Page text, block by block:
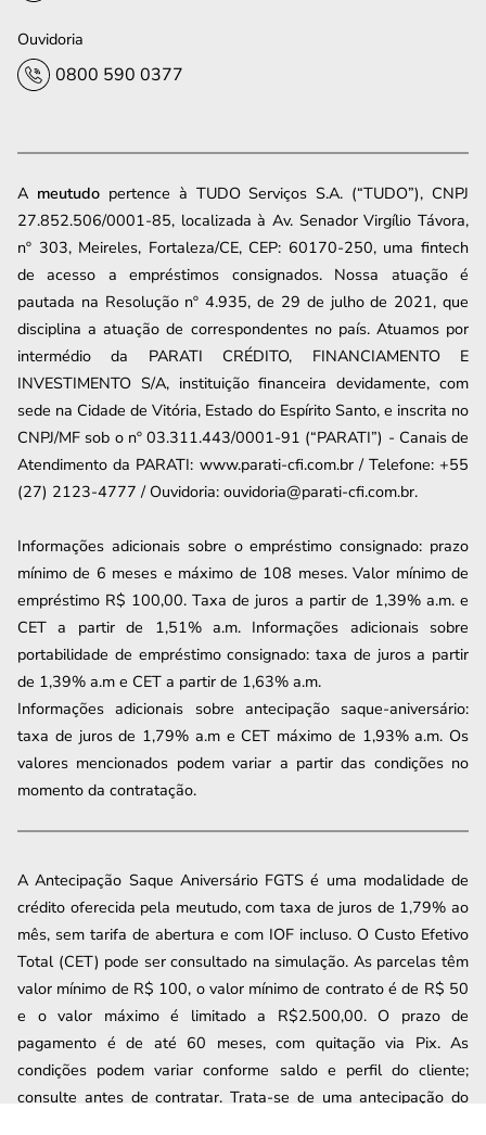
Ouvidoria
0800 590 0377
A meutudopertence à TUDO Serviços S.A. (“TUDO”), CNPJ
27.852.506/0001-85, localizada à Av. Senador Virgílio Távora,
nº 303, Meireles, Fortaleza/CE, CEP: 60170-250, uma fintech
de acesso a empréstimos consignados. Nossa atuação é
pautada na Resolução nº 4.935, de 29 de julho de 2021, que
disciplina a atuação de correspondentes no país. Atuamos por
intermédio da PARATI CRÉDITO, FINANCIAMENTO E
INVESTIMENTO S/A, instituição financeira devidamente, com
sede na Cidade de Vitória, Estado do Espírito Santo, e inscrita no
CNPJ/MF sob o nº 03.311.443/0001-91 (“PARATI”) - Canais de
Atendimento da PARATI: www.parati-cfi.com.br / Telefone: +55
(27) 2123-4777 / Ouvidoria: ouvidoria@parati-cfi.com.br.
Informações adicionais sobre o empréstimo consignado: prazo
mínimo de 6 meses e máximo de 108 meses. Valor mínimo de
empréstimo R$ 100,00. Taxa de juros a partir de 1,39% a.m. e
CET a partir de 1,51% a.m. Informações adicionais sobre
portabilidade de empréstimo consignado: taxa de juros a partir
de 1,39% a.m e CET a partir de 1,63% a.m.
Informações adicionais sobre antecipação saque-aniversário:
taxa de juros de 1,79% a.m e CET máximo de 1,93% a.m. Os
valores mencionados podem variar a partir das condições no
momento da contratação.
A Antecipação Saque Aniversário FGTS é uma modalidade de
crédito oferecida pela meutudo, com taxa de juros de 1,79% ao
mês, sem tarifa de abertura e com IOF incluso. O Custo Efetivo
Total (CET) pode ser consultado na simulação. As parcelas têm
valor mínimo de R$ 100, o valor mínimo de contrato é de R$ 50
e o valor máximo é limitado a R$2.500,00. O prazo de
pagamento é de até 60 meses, com quitação via Pix. As
condições podem variar conforme saldo e perfil do cliente;
consulte antes de contratar. Trata-se de uma antecipação do